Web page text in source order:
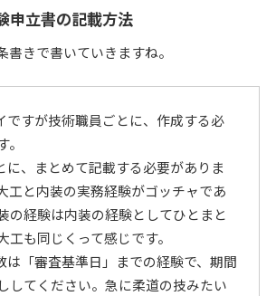
申立書の記載方法
きで書いていきますね。
すが技術職員ごとに、作成する必
、まとめて記載する必要がありま
工と内装の実務経験がゴッチャであ
の経験は内装の経験としてひとまと
工も同じくって感じです。
「審査基準日」までの経験で、期間
してください。急に柔道の技みたい